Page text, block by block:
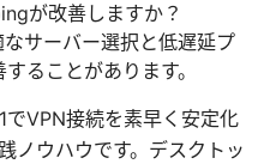
が改善しますか？
サーバー選択と低遅延プ
ることがあります。
VPN接続を素早く安定化
ノウハウです。デスクトッ